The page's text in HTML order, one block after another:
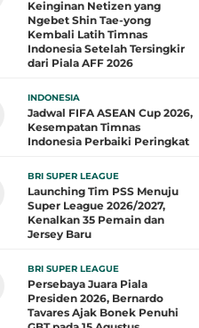
Keinginan Netizen yang
Ngebet Shin Tae-yong
Kembali Latih Timnas
Indonesia Setelah Tersingkir
dari Piala AFF 2026
INDONESIA
Jadwal FIFA ASEAN Cup 2026,
Kesempatan Timnas
Indonesia Perbaiki Peringkat
BRI SUPER LEAGUE
Launching Tim PSS Menuju
Super League 2026/2027,
Kenalkan 35 Pemain dan
Jersey Baru
BRI SUPER LEAGUE
Persebaya Juara Piala
Presiden 2026, Bernardo
Tavares Ajak Bonek Penuhi